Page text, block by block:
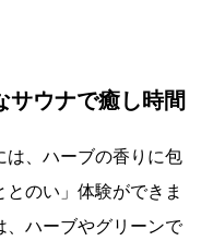
サウナで癒し時間
は、ハーブの香りに包
のい」体験ができま
、ハーブやグリーンで